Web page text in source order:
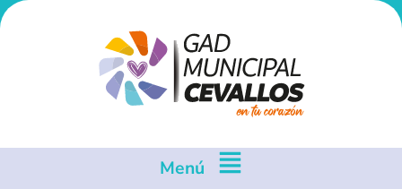
Menú